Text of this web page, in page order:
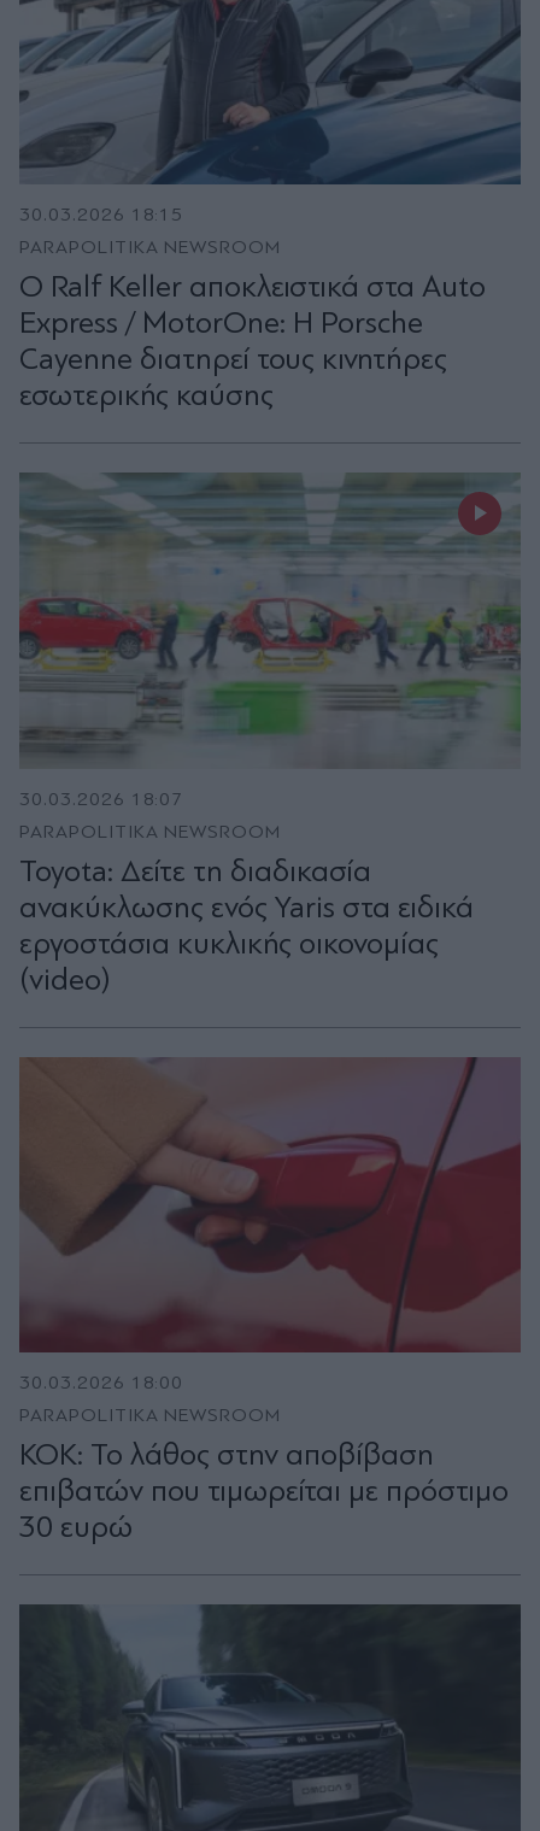
30.03.2026 18:15
PARAPOLITIKA NEWSROOM
O Ralf Keller αποκλειστικά στα Auto
Express / MotorOne: H Porsche
Cayenne διατηρεί τους κινητήρες
εσωτερικής καύσης
30.03.2026 18:07
PARAPOLITIKA NEWSROOM
Toyota: Δείτε τη διαδικασία
ανακύκλωσης ενός Yaris στα ειδικά
εργοστάσια κυκλικής οικονομίας
(video)
30.03.2026 18:00
PARAPOLITIKA NEWSROOM
ΚΟΚ: Το λάθος στην αποβίβαση
επιβατών που τιμωρείται με πρόστιμο
30 ευρώ